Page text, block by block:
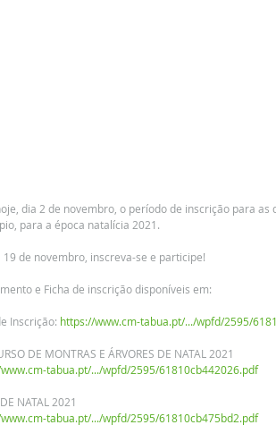
dia 2 de novembro, o período de inscrição para
para a época natalícia 2021.
19 de novembro, inscreva-se e participe!
e Ficha de inscrição disponíveis em:
Inscrição: https://www.cm-tabua.pt/.../wpfd/2595/
DE MONTRAS E ÁRVORES DE NATAL 2021
tabua.pt/.../wpfd/2595/61810cb442026.pdf
NATAL 2021
tabua.pt/.../wpfd/2595/61810cb475bd2.pdf